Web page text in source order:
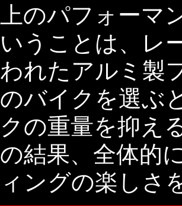
上のパフォーマ
いうことは、レ
われたアルミ製
のバイクを選ぶ
クの重量を抑え
の結果、全体的
ィングの楽しさ